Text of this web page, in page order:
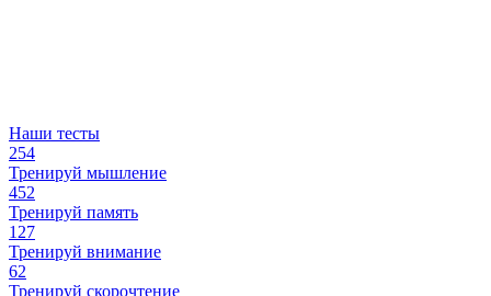
Наши тесты
254
Тренируй мышление
452
Тренируй память
127
Тренируй внимание
62
Тренируй скорочтение